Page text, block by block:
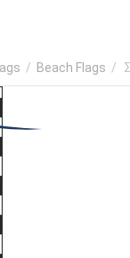
/ Beach Flags /